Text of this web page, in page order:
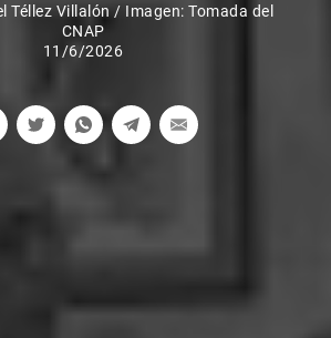
Téllez Villalón / Imagen: Tomada del
CNAP
11/6/2026